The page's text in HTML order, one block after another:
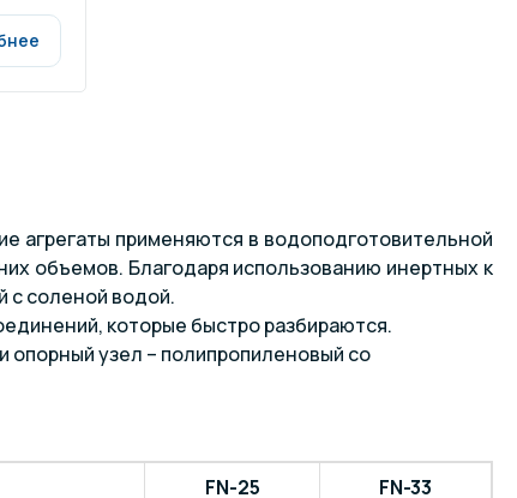
агрегаты применяются в водоподготовительной
объемов. Благодаря использованию инертных к
с соленой водой.
которые быстро разбираются.
узел – полипропиленовый со
FN-25
FN-33